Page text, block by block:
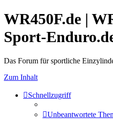
WR450F.de |
Sport-
Das Forum für sportliche
Zum Inhalt
Schnellzugriff
Unbeantwortete